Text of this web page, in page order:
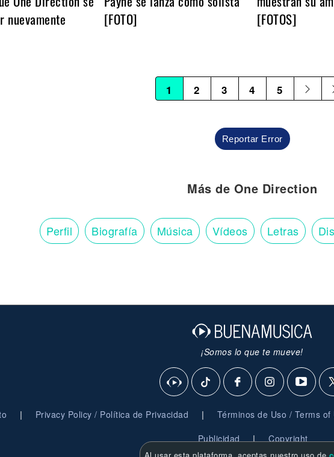
nuevamente
[FOTO]
[FOTOS]
1 2 3 4 5
Reportar Error
Más de One Direction
Perfil Biografía Música Vídeos Letras
¡Somos lo que te mueve!
| Privacy Policy / Política de Privacidad | Términos de Uso / Terms of
Publicidad | Copyright